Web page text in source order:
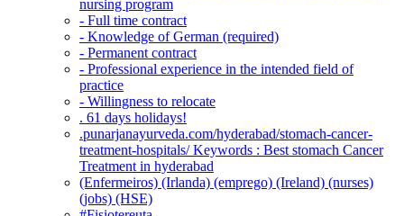
nursing program
- Full time contract
- Knowledge of German (required)
- Permanent contract
- Professional experience in the intended field of
practice
- Willingness to relocate
. 61 days holidays!
.punarjanayurveda.com/hyderabad/stomach-cancer-
treatment-hospitals/ Keywords : Best stomach Cancer
Treatment in hyderabad
(Enfermeiros) (Irlanda) (emprego) (Ireland) (nurses)
(jobs) (HSE)